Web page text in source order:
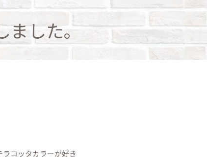
ました。
コッタカラーが好き